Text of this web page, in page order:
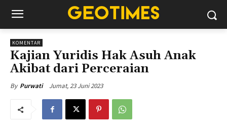
KOMENTAR
Kajian Yuridis Hak Asuh Anak
Akibat dari Perceraian
By Purwati Jumat, 23 Juni 2023